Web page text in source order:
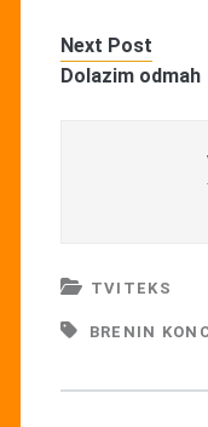
Next Post
Dolazim odmah
TVITEKS
BRENIN